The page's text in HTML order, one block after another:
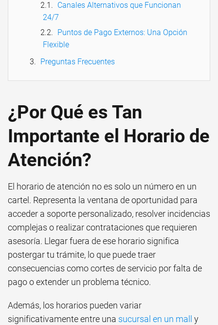
Canales Alternativos que Funcionan
24/7
Puntos de Pago Externos: Una Opción
Flexible
Preguntas Frecuentes
¿Por Qué es Tan
Importante el Horario de
Atención?
El horario de atención no es solo un número en un
cartel. Representa la ventana de oportunidad para
acceder a soporte personalizado, resolver incidencias
complejas o realizar contrataciones que requieren
asesoría. Llegar fuera de ese horario significa
postergar tu trámite, lo que puede traer
consecuencias como cortes de servicio por falta de
pago o extender un problema técnico.
Además, los horarios pueden variar
significativamente entre una sucursal en un mall
y